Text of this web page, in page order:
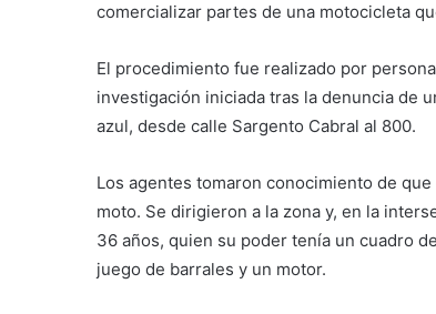
comercializar partes de una motocicleta
El procedimiento fue realizado por
investigación iniciada tras la denuncia de
azul, desde calle Sargento Cabral al 800.
Los agentes tomaron conocimiento de
moto. Se dirigieron a la zona y, en la
36 años, quien su poder tenía un cuadro
juego de barrales y un motor.